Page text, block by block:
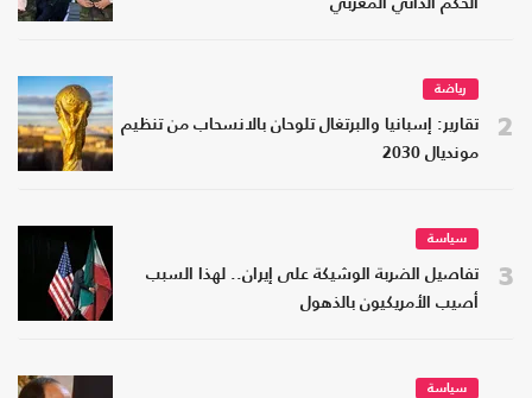
الحكم الذاتي المغربي
2
رياضة
تقارير: إسبانيا والبرتغال تلوحان بالانسحاب من تنظيم
مونديال 2030
3
سياسة
تفاصيل الضربة الوشيكة على إيران.. لهذا السبب
أصيب الأمريكيون بالذهول
سياسة